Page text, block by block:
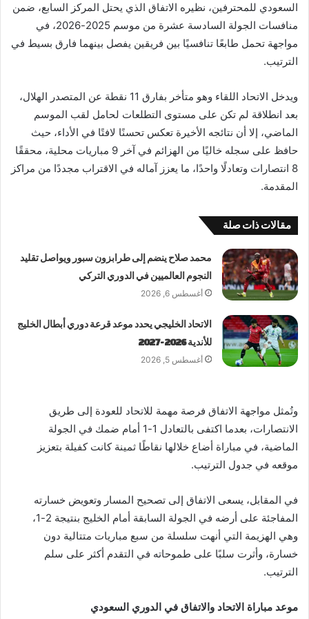
السعودي للمحترفين، نظيره الاتفاق الذي يحتل المركز السابع، ضمن
منافسات الجولة السادسة عشرة من موسم 2025-2026، في
مواجهة تحمل طابعًا تنافسيًا بين فريقين يفصل بينهما فارق بسيط في
الترتيب.
ويدخل الاتحاد اللقاء وهو متأخر بفارق 11 نقطة عن المتصدر الهلال،
بعد انطلاقة لم تكن على مستوى التطلعات لحامل لقب الموسم
الماضي، إلا أن نتائجه الأخيرة تعكس تحسنًا لافتًا في الأداء، حيث
حافظ على سجله خاليًا من الهزائم في آخر 9 مباريات محلية، محققًا
8 انتصارات وتعادلًا واحدًا، ما يعزز آماله في الاقتراب مجددًا من مراكز
المقدمة.
مقالات ذات صلة
محمد صلاح ينضم إلى طرابزون سبور ويواصل تقليد
النجوم العالميين في الدوري التركي
أغسطس 6, 2026
الاتحاد الخليجي يحدد موعد قرعة دوري أبطال الخليج
للأندية 2026-2027
أغسطس 5, 2026
وتُمثل مواجهة الاتفاق فرصة مهمة للاتحاد للعودة إلى طريق
الانتصارات، بعدما اكتفى بالتعادل 1-1 أمام ضمك في الجولة
الماضية، في مباراة أضاع خلالها نقاطًا ثمينة كانت كفيلة بتعزيز
موقعه في جدول الترتيب.
في المقابل، يسعى الاتفاق إلى تصحيح المسار وتعويض خسارته
المفاجئة على أرضه في الجولة السابقة أمام الخليج بنتيجة 2-1،
وهي الهزيمة التي أنهت سلسلة من سبع مباريات متتالية دون
خسارة، وأثرت سلبًا على طموحاته في التقدم أكثر على سلم
الترتيب.
موعد مباراة الاتحاد والاتفاق في الدوري السعودي